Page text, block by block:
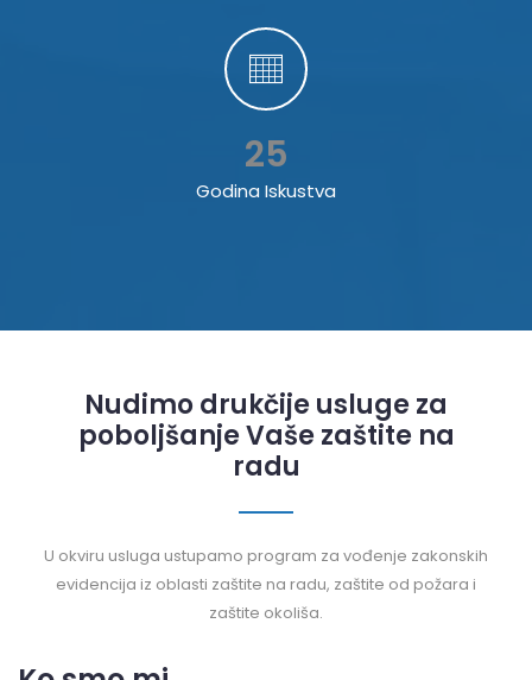
25
Godina Iskustva
Nudimo drukčije usluge za
poboljšanje Vaše zaštite na
radu
U okviru usluga ustupamo program za vođenje zakonskih
evidencija iz oblasti zaštite na radu, zaštite od požara i
zaštite okoliša.